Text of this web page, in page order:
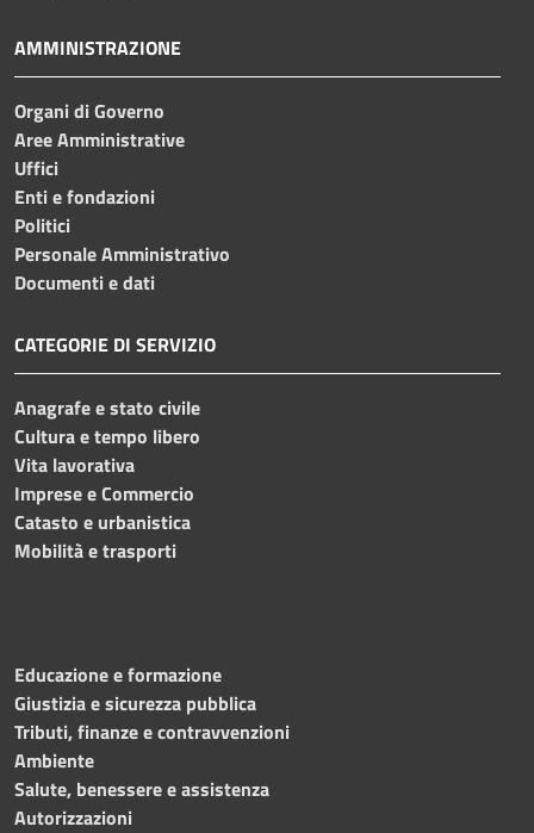
AMMINISTRAZIONE
Organi di Governo
Aree Amministrative
Uffici
Enti e fondazioni
Politici
Personale Amministrativo
Documenti e dati
CATEGORIE DI SERVIZIO
Anagrafe e stato civile
Cultura e tempo libero
Vita lavorativa
Imprese e Commercio
Catasto e urbanistica
Mobilità e trasporti
Educazione e formazione
Giustizia e sicurezza pubblica
Tributi, finanze e contravvenzioni
Ambiente
Salute, benessere e assistenza
Autorizzazioni